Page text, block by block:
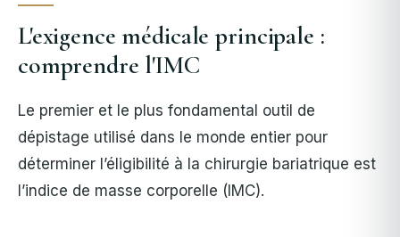
L'exigence médicale principale :
comprendre l'IMC
Le premier et le plus fondamental outil de
dépistage utilisé dans le monde entier pour
déterminer l’éligibilité à la chirurgie bariatrique est
l’indice de masse corporelle (IMC).